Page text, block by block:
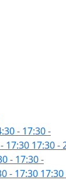
- 17:30-
17:30 17:30 -
- 17:30-
- 17:30